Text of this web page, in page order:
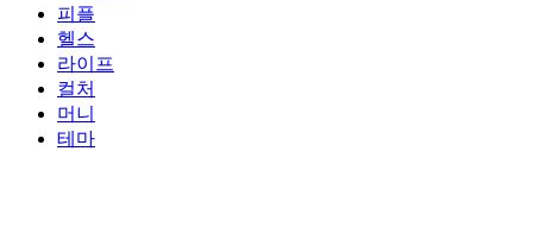
피플
헬스
라이프
컬처
머니
테마